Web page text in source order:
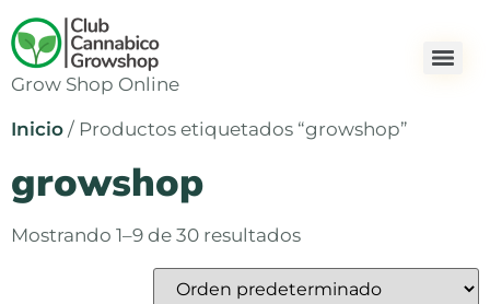
Grow Shop Online
Inicio / Productos etiquetados “growshop”
growshop
Mostrando 1–9 de 30 resultados